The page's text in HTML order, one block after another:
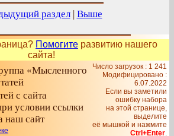
раздел| Выше
Помогите развитию нашего
сайта!
«Мысленного
с сайта
условии ссылки
наш сайт
Число загрузок : 1 241
Модифицировано :
6.07.2022
Если вы заметили
ошибку набора
на этой странице,
выделите
её мышкой и нажмите
Ctrl+Enter.